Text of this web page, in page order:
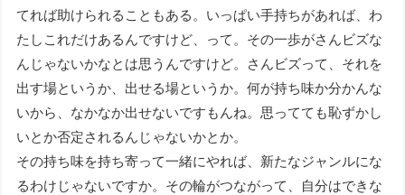
てれば助けられることもある。いっぱい手持ちがあれば、わ
たしこれだけあるんですけど、って。その一歩がさんビズな
んじゃないかなとは思うんですけど。さんビズって、それを
出す場というか、出せる場というか。何が持ち味か分かんな
いから、なかなか出せないですもんね。思ってても恥ずかし
いとか否定されるんじゃないかとか。
その持ち味を持ち寄って一緒にやれば、新たなジャンルにな
るわけじゃないですか。その輪がつながって、自分はできな